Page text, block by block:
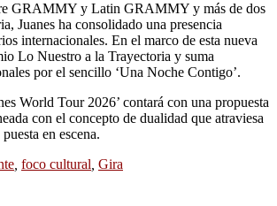
GRAMMY y Latin GRAMMY y más de dos
Juanes ha consolidado una presencia
internacionales. En el marco de esta nueva
Lo Nuestro a la Trayectoria y suma
por el sencillo ‘Una Noche Contigo’.
World Tour 2026’ contará con una propuesta
con el concepto de dualidad que atraviesa
en escena.
, foco cultural, Gira